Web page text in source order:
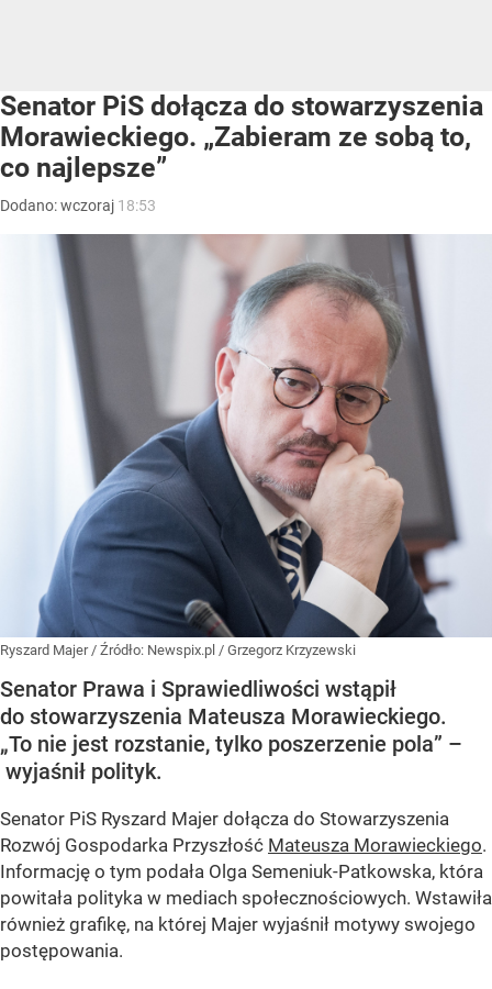
Senator PiS dołącza do stowarzyszenia
Morawieckiego. „Zabieram ze sobą to,
co najlepsze”
Dodano:wczoraj 18:53
Ryszard Majer / Źródło: Newspix.pl / Grzegorz Krzyzewski
Senator Prawa i Sprawiedliwości wstąpił
do stowarzyszenia Mateusza Morawieckiego.
„To nie jest rozstanie, tylko poszerzenie pola” –
wyjaśnił polityk.
Senator PiS Ryszard Majer dołącza do Stowarzyszenia
Rozwój Gospodarka Przyszłość Mateusza Morawieckiego.
Informację o tym podała Olga Semeniuk-Patkowska, która
powitała polityka w mediach społecznościowych. Wstawiła
również grafikę, na której Majer wyjaśnił motywy swojego
postępowania.